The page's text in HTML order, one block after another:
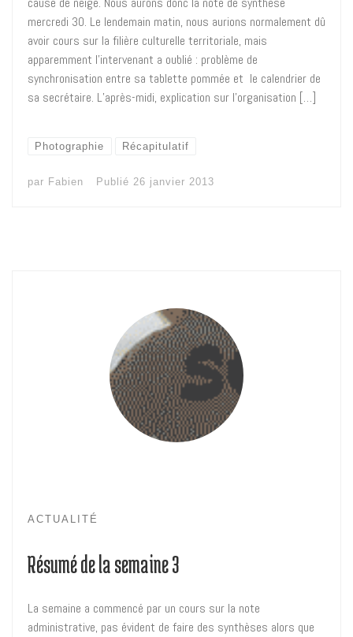
mercredi 30. Le lendemain matin, nous aurions normalement dû
avoir cours sur la filière culturelle territoriale, mais
apparemment l’intervenant a oublié : problème de
synchronisation entre sa tablette pommée et le calendrier de
sa secrétaire. L’après-midi, explication sur l’organisation […]
Photographie Récapitulatif
par Fabien Publié 26 janvier 2013
ACTUALITÉ
Résumé de la semaine 3
La semaine a commencé par un cours sur la note
administrative, pas évident de faire des synthèses alors que